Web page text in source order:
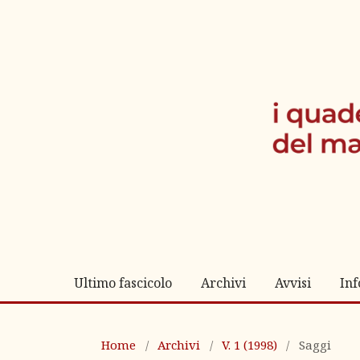
Ultimo fascicolo Archivi Avvisi
Home / Archivi / V. 1 (1998) / Saggi